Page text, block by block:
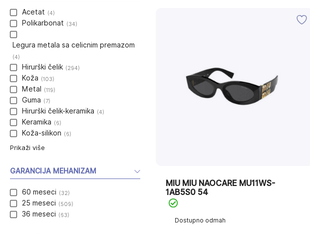
Dostupno odmah
MIU MIU NAOCARE MU11WS-
1AB5S0 54
Acetat (4)
Polikarbonat (34)
Legura metala sa celicnim premazom
(4)
Hirurški čelik (294)
Koža (103)
Metal (119)
Guma (7)
Hirurški čelik-keramika (4)
Keramika (6)
Koža-silikon (6)
Prikaži više
GARANCIJA MEHANIZAM
60 meseci (32)
25 meseci (509)
36 meseci (63)